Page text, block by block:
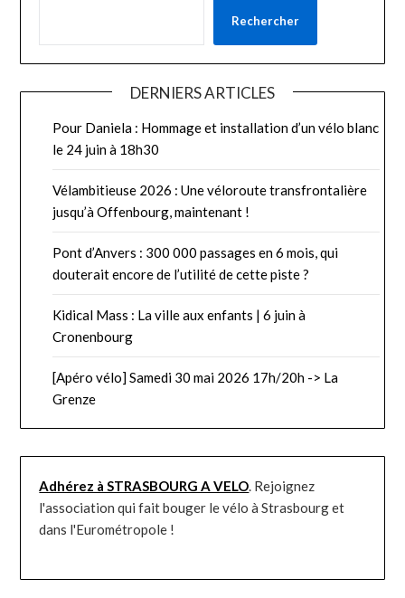
Rechercher
DERNIERS ARTICLES
Pour Daniela : Hommage et installation d’un vélo blanc
le 24 juin à 18h30
Vélambitieuse 2026 : Une véloroute transfrontalière
jusqu’à Offenbourg, maintenant !
Pont d’Anvers : 300 000 passages en 6 mois, qui
douterait encore de l’utilité de cette piste ?
Kidical Mass : La ville aux enfants | 6 juin à
Cronenbourg
[Apéro vélo] Samedi 30 mai 2026 17h/20h -> La
Grenze
Adhérez à STRASBOURG A VELO. Rejoignez
l'association qui fait bouger le vélo à Strasbourg et
dans l'Eurométropole !